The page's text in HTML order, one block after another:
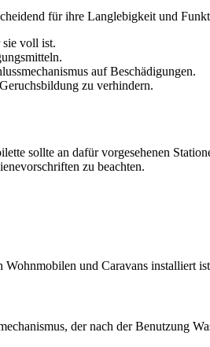
für ihre Langlebigkeit und
sie voll ist.
auf Beschädigungen.
zu verhindern.
sollte an dafür vorgesehenen
zu beachten.
und Caravans installiert
der nach der Benutzung